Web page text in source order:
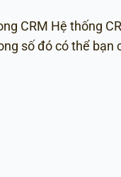
CRM Hệ thống
số đó có thể